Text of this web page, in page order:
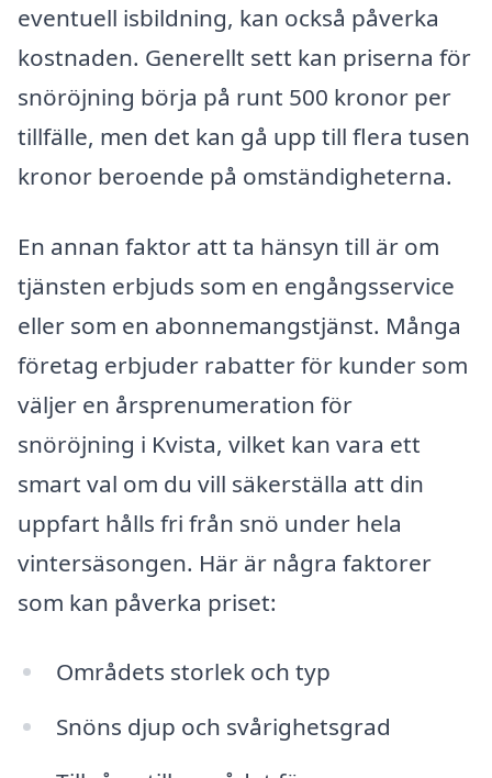
eventuell isbildning, kan också påverka
kostnaden. Generellt sett kan priserna för
snöröjning börja på runt 500 kronor per
tillfälle, men det kan gå upp till flera tusen
kronor beroende på omständigheterna.
En annan faktor att ta hänsyn till är om
tjänsten erbjuds som en engångsservice
eller som en abonnemangstjänst. Många
företag erbjuder rabatter för kunder som
väljer en årsprenumeration för
snöröjning i Kvista, vilket kan vara ett
smart val om du vill säkerställa att din
uppfart hålls fri från snö under hela
vintersäsongen. Här är några faktorer
som kan påverka priset:
Områdets storlek och typ
Snöns djup och svårighetsgrad